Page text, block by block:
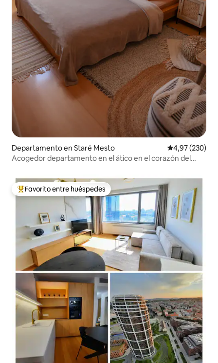
Departamento en Staré Mesto Calificación
4,97 (230)
Acogedor departamento en el ático en el corazón del
Favorito entre los huéspedes más destacados
Favorito entre huéspedes